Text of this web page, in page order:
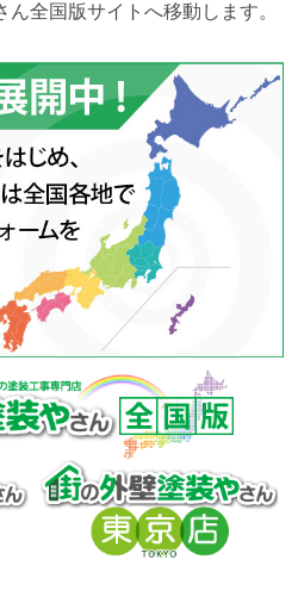
全国版サイトへ移動します。